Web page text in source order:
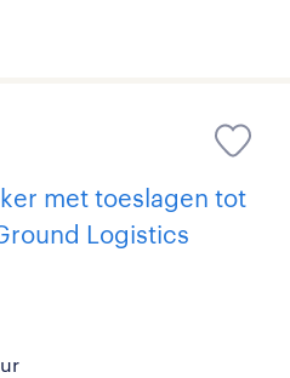
met toeslagen tot
Logistics